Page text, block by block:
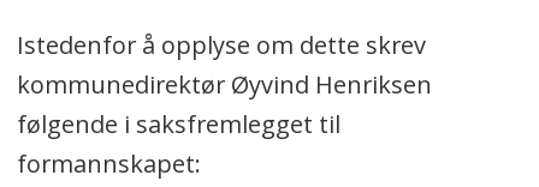
Istedenfor å opplyse om dette skrev
kommunedirektør Øyvind Henriksen
følgende i saksfremlegget til
formannskapet: